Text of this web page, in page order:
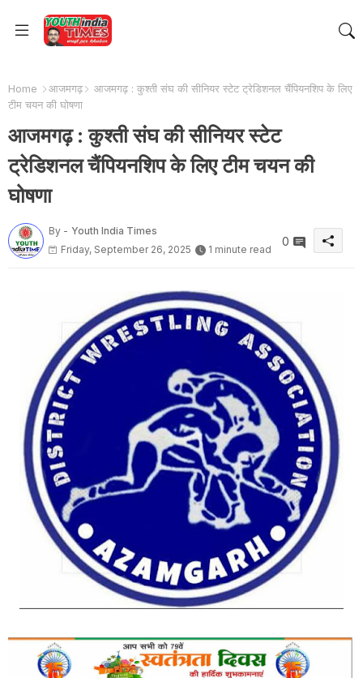
Home आजमगढ़
आजमगढ़ : कुश्ती संघ की सीनियर स्टेट ट्रेडिशनल चैंपियनशिप के लिए
टीम चयन की घोषणा
आजमगढ़ : कुश्ती संघ की सीनियर स्टेट
ट्रेडिशनल चैंपियनशिप के लिए टीम चयन की
घोषणा
By - Youth India Times
Friday, September 26, 2025
1 minute read
0